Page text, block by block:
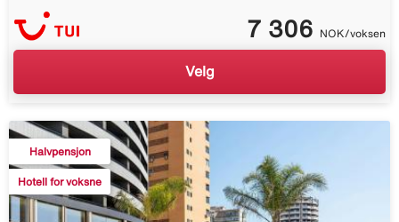
7 306 NOK/voksen
Velg
Halvpensjon
Hotell for voksne